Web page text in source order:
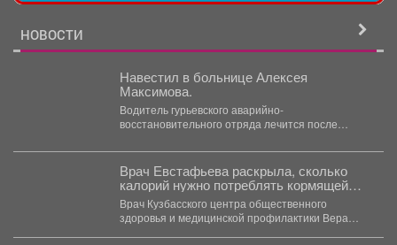
НОВОСТИ
Навестил в больнице Алексея
Максимова.
Водитель гурьевского аварийно-
восстановительного отряда лечится после
Горловку он...
Врач Евстафьева раскрыла, сколько
калорий нужно потреблять кормящей
маме
Врач Кузбасского центра общественного
здоровья и медицинской профилактики Вера